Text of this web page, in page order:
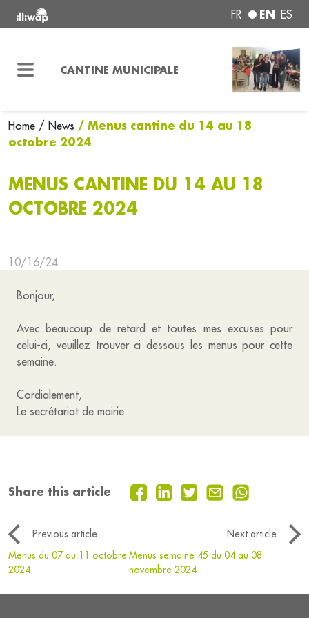
FR EN ES
CANTINE MUNICIPALE
Home / News / Menus cantine du 14 au 18
octobre 2024
MENUS CANTINE DU 14 AU 18
OCTOBRE 2024
10/16/24
Bonjour,
Avec beaucoup de retard et toutes mes excuses pour
celui-ci, veuillez trouver ci dessous les menus pour cette
semaine.
Cordialement,
Le secrétariat de mairie
Share this article
Previous article
Next article
Menus du 07 au 11 octobre
2024
Menus semaine 45 du 04 au 08
novembre 2024